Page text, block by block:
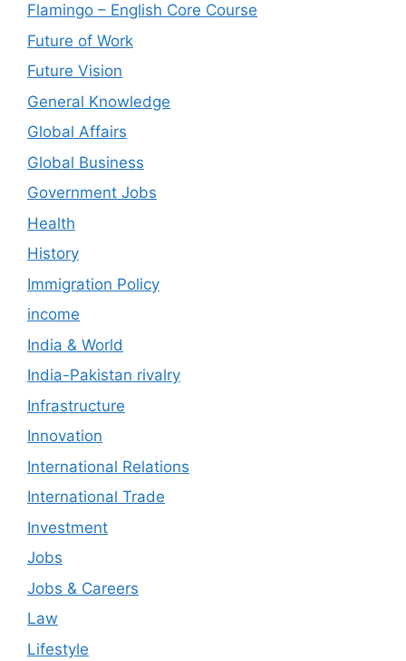
Flamingo – English Core Course
Future of Work
Future Vision
General Knowledge
Global Affairs
Global Business
Government Jobs
Health
History
Immigration Policy
income
India & World
India-Pakistan rivalry
Infrastructure
Innovation
International Relations
International Trade
Investment
Jobs
Jobs & Careers
Law
Lifestyle